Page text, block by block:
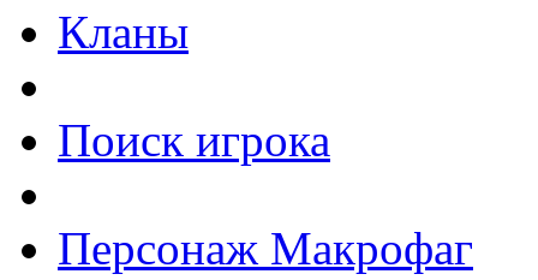
Кланы
Поиск игрока
Персонаж Макрофаг